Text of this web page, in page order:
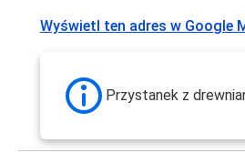
Wyświetl ten adres w Google
Przystanek z